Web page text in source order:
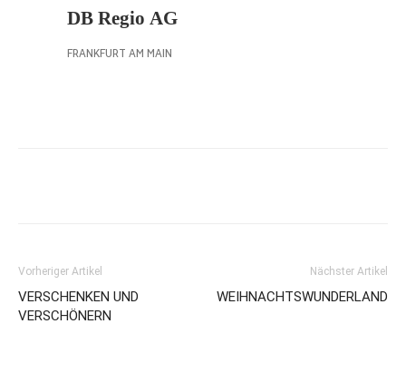
Vorheriger Artikel
VERSCHENKEN UND
VERSCHÖNERN
Nächster Artikel
WEIHNACHTSWUNDERLAND